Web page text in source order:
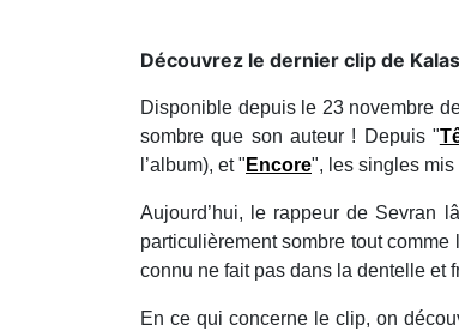
Découvrez le dernier clip de
Disponible depuis le 23 novembre
sombre que son auteur ! Depuis "
l’album), et " Encore", les singles mis
Aujourd’hui, le rappeur de Sevran
particulièrement sombre tout comme
connu ne fait pas dans la dentelle et
En ce qui concerne le clip, on